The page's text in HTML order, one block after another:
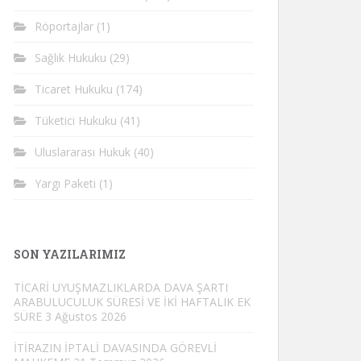
Röportajlar (1)
Sağlık Hukuku (29)
Ticaret Hukuku (174)
Tüketici Hukuku (41)
Uluslararası Hukuk (40)
Yargı Paketi (1)
SON YAZILARIMIZ
TİCARİ UYUŞMAZLIKLARDA DAVA ŞARTI
ARABULUCULUK SÜRESİ VE İKİ HAFTALIK EK
SÜRE 3 Ağustos 2026
İTİRAZIN İPTALİ DAVASINDA GÖREVLİ